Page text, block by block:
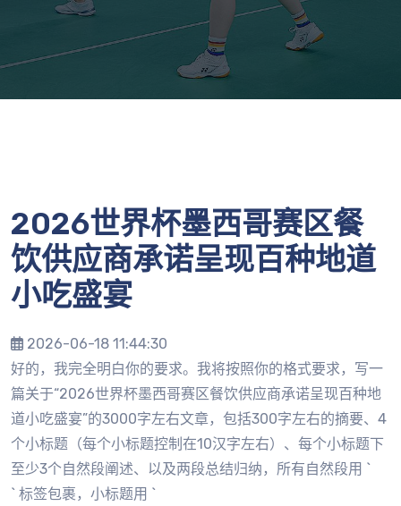
2026世界杯墨西哥赛区餐
饮供应商承诺呈现百种地道
小吃盛宴
2026-06-18 11:44:30
好的，我完全明白你的要求。我将按照你的格式要求，写一
篇关于“2026世界杯墨西哥赛区餐饮供应商承诺呈现百种地
道小吃盛宴”的3000字左右文章，包括300字左右的摘要、4
个小标题（每个小标题控制在10汉字左右）、每个小标题下
至少3个自然段阐述、以及两段总结归纳，所有自然段用 `
` 标签包裹，小标题用 `